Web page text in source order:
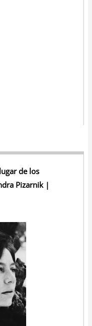
de los
Pizarnik |